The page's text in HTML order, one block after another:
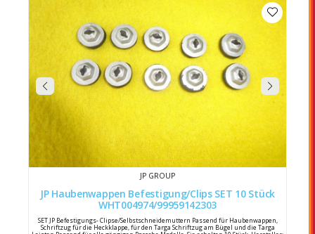
JP GROUP
JP Haubenwappen Befestigung/Clips SET 10 Stück
WHT004974/99959142303
SET JP Befestigungs- Clipse/Selbstschneidemuttern Passend für Haubenwappen,
Schriftzug für die Heckklappe, für den Targa Schriftzug am Bügel und die Targa